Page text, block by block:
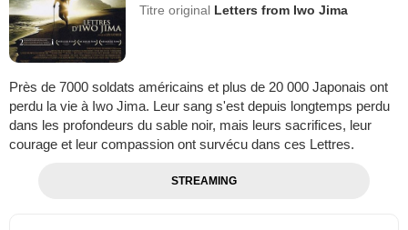
Titre original Letters from Iwo Jima
Près de 7000 soldats américains et plus de 20 000 Japonais ont
perdu la vie à Iwo Jima. Leur sang s'est depuis longtemps perdu
dans les profondeurs du sable noir, mais leurs sacrifices, leur
courage et leur compassion ont survécu dans ces Lettres.
STREAMING